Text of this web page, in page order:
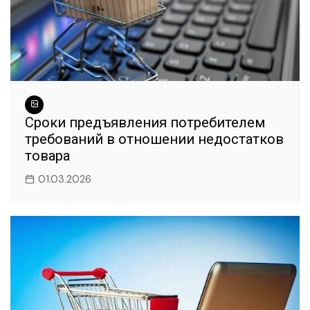
Сроки предъявления потребителем
требований в отношении недостатков
товара
01.03.2026